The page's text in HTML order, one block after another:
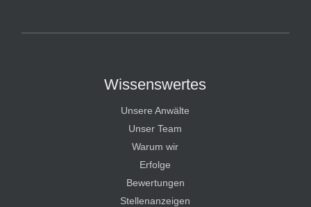
Wissenswertes
Unsere Anwälte
Unser Team
Warum wir
Erfolge
Bewertungen
Stellenanzeigen